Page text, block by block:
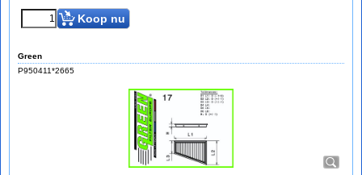
Koop nu
Green
P950411*2665